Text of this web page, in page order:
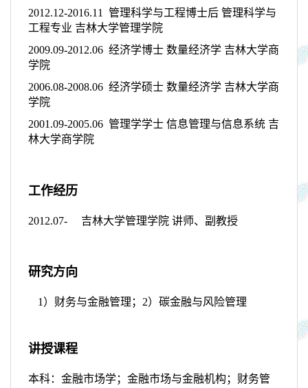
2012.12-2016.11 管理科学与工程博士后 管理科学与
工程专业 吉林大学管理学院
2009.09-2012.06 经济学博士 数量经济学 吉林大学商
学院
2006.08-2008.06 经济学硕士 数量经济学 吉林大学商
学院
2001.09-2005.06 管理学学士 信息管理与信息系统 吉
林大学商学院
工作经历
2012.07- 吉林大学管理学院 讲师、副教授
研究方向
1 ）财务与金融管理； 2）碳金融与风险管理
讲授课程
本科：金融市场学；金融市场与金融机构；财务管